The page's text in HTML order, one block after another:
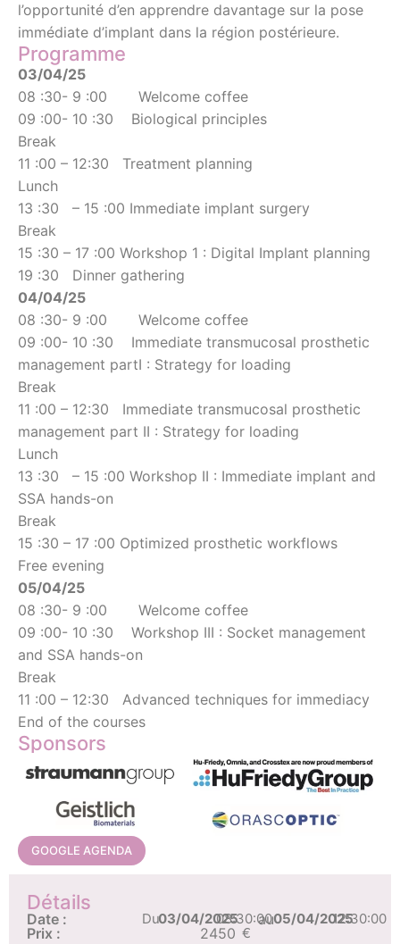
l’opportunité d’en apprendre davantage sur la pose
immédiate d’implant dans la région postérieure.
Programme
03/04/25
08 :30- 9 :00 Welcome coffee
09 :00- 10 :30 Biological principles
Break
11 :00 – 12:30 Treatment planning
Lunch
13 :30 – 15 :00 Immediate implant surgery
Break
15 :30 – 17 :00 Workshop 1 : Digital Implant planning
19 :30 Dinner gathering
04/04/25
08 :30- 9 :00 Welcome coffee
09 :00- 10 :30 Immediate transmucosal prosthetic
management partI : Strategy for loading
Break
11 :00 – 12:30 Immediate transmucosal prosthetic
management part II : Strategy for loading
Lunch
13 :30 – 15 :00 Workshop II : Immediate implant and
SSA hands-on
Break
15 :30 – 17 :00 Optimized prosthetic workflows
Free evening
05/04/25
08 :30- 9 :00 Welcome coffee
09 :00- 10 :30 Workshop III : Socket management
and SSA hands-on
Break
11 :00 – 12:30 Advanced techniques for immediacy
End of the courses
Sponsors
GOOGLE AGENDA
Détails
Date : Du03/04/202508:30:00
au05/04/202512:30:00
Prix : 2450 €